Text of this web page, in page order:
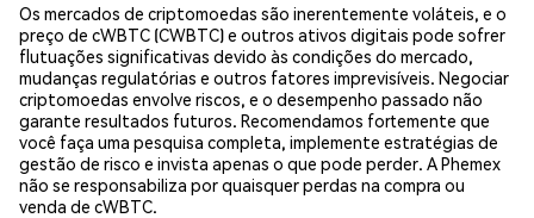
Os mercados de criptomoedas são inerentemente voláteis, e o
preço de cWBTC (CWBTC) e outros ativos digitais pode sofrer
flutuações significativas devido às condições do mercado,
mudanças regulatórias e outros fatores imprevisíveis. Negociar
criptomoedas envolve riscos, e o desempenho passado não
garante resultados futuros. Recomendamos fortemente que
você faça uma pesquisa completa, implemente estratégias de
gestão de risco e invista apenas o que pode perder. A Phemex
não se responsabiliza por quaisquer perdas na compra ou
venda de cWBTC.